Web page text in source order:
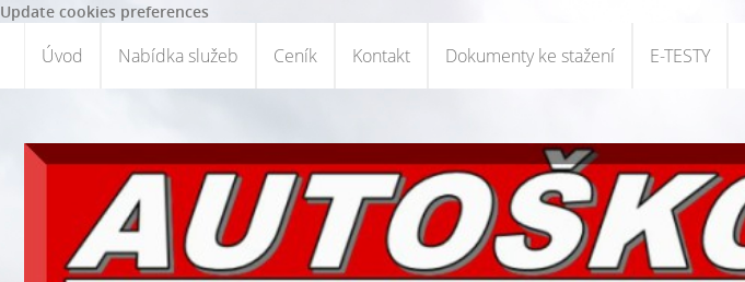
Update cookies preferences
Úvod Nabídka služeb Ceník Kontakt Dokumenty ke stažení E-TESTY